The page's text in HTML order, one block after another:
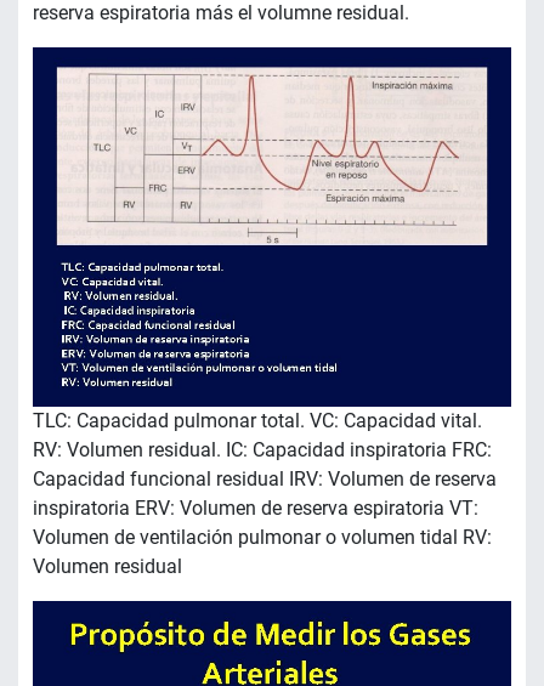
reserva espiratoria más el volumne residual.
TLC: Capacidad pulmonar total. VC: Capacidad vital.
RV: Volumen residual. IC: Capacidad inspiratoria FRC:
Capacidad funcional residual IRV: Volumen de reserva
inspiratoria ERV: Volumen de reserva espiratoria VT:
Volumen de ventilación pulmonar o volumen tidal RV:
Volumen residual